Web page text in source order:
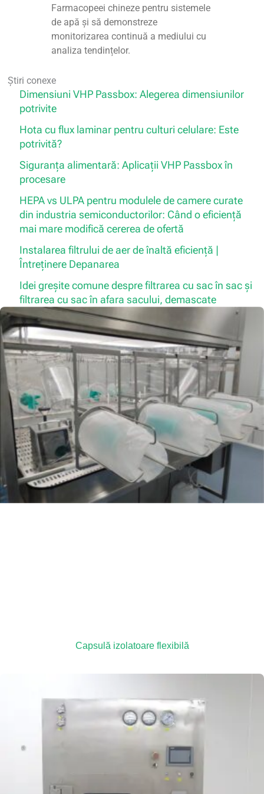
Farmacopeei chineze pentru sistemele
de apă și să demonstreze
monitorizarea continuă a mediului cu
analiza tendințelor.
Știri conexe
Dimensiuni VHP Passbox: Alegerea dimensiunilor
potrivite
Hota cu flux laminar pentru culturi celulare: Este
potrivită?
Siguranța alimentară: Aplicații VHP Passbox în
procesare
HEPA vs ULPA pentru modulele de camere curate
din industria semiconductorilor: Când o eficiență
mai mare modifică cererea de ofertă
Instalarea filtrului de aer de înaltă eficiență |
Întreținere Depanarea
Idei greșite comune despre filtrarea cu sac în sac și
filtrarea cu sac în afara sacului, demascate
Capsulă izolatoare flexibilă